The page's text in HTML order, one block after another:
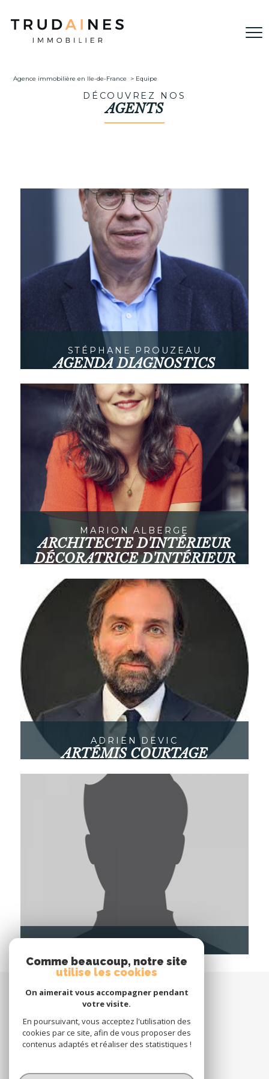
Agence immobilière en Ile-de-France Equipe
DÉCOUVREZ NOS
AGENTS
STÉPHANE PROUZEAU
AGENDA DIAGNOSTICS
Paris
MARION ALBERGE
ARCHITECTE D'INTÉRIEUR
DÉCORATRICE D'INTÉRIEUR
Paris
ADRIEN DEVIC
ARTÉMIS COURTAGE
EGC RÉNOVATION
espace propriétaire
Comme beaucoup, notre site
utilise les cookies
On aimerait vous accompagner pendant
votre visite.
En poursuivant, vous acceptez l'utilisation des
cookies par ce site, afin de vous proposer des
contenus adaptés et réaliser des statistiques !